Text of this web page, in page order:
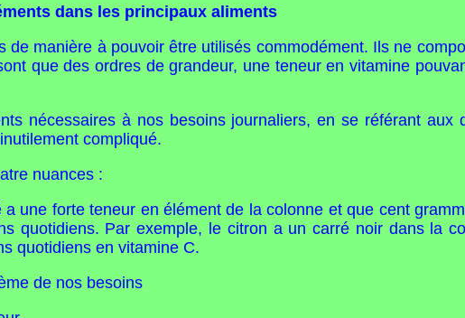
dans les principaux aliments
de manière à pouvoir être utilisés commodément. Ils ne
que des ordres de grandeur, une teneur en vitamine
nécessaires à nos besoins journaliers, en se référant aux
compliqué.
nuances :
une forte teneur en élément de la colonne et que cent
quotidiens. Par exemple, le citron a un carré noir dans la
quotidiens en vitamine C.
de nos besoins